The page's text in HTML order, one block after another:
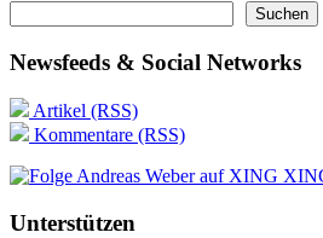
Suchen
Newsfeeds & Social Networks
Artikel (RSS)
Kommentare (RSS)
Unterstützen